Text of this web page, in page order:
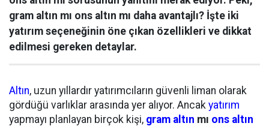
gram altın mı ons altın mı daha avantajlı? İşte iki
yatırım seçeneğinin öne çıkan özellikleri ve dikkat
edilmesi gereken detaylar.
Altın, uzun yıllardır yatırımcıların güvenli liman olarak
gördüğü varlıklar arasında yer alıyor. Ancak yatırım
yapmayı planlayan birçok kişi, gram altın mı ons altın